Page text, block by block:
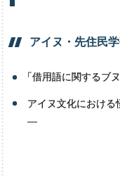
アイヌ・ 先住民
「借用語に関するブ
アイヌ文化におけ
―